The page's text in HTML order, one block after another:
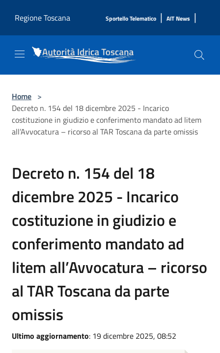
Regione Toscana
Sportello Telematico | AIT News |
Home >
Decreto n. 154 del 18 dicembre 2025 - Incarico
costituzione in giudizio e conferimento mandato ad litem
all’Avvocatura – ricorso al TAR Toscana da parte omissis
Decreto n. 154 del 18
dicembre 2025 - Incarico
costituzione in giudizio e
conferimento mandato ad
litem all’Avvocatura – ricorso
al TAR Toscana da parte
omissis
Ultimo aggiornamento: 19 dicembre 2025, 08:52